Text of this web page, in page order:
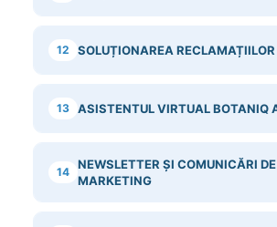
12 SOLUȚIONAREA RECLAMAȚIILOR
13 ASISTENTUL VIRTUAL BOTANIQ
14
NEWSLETTER ȘI COMUNICĂRI DE
MARKETING